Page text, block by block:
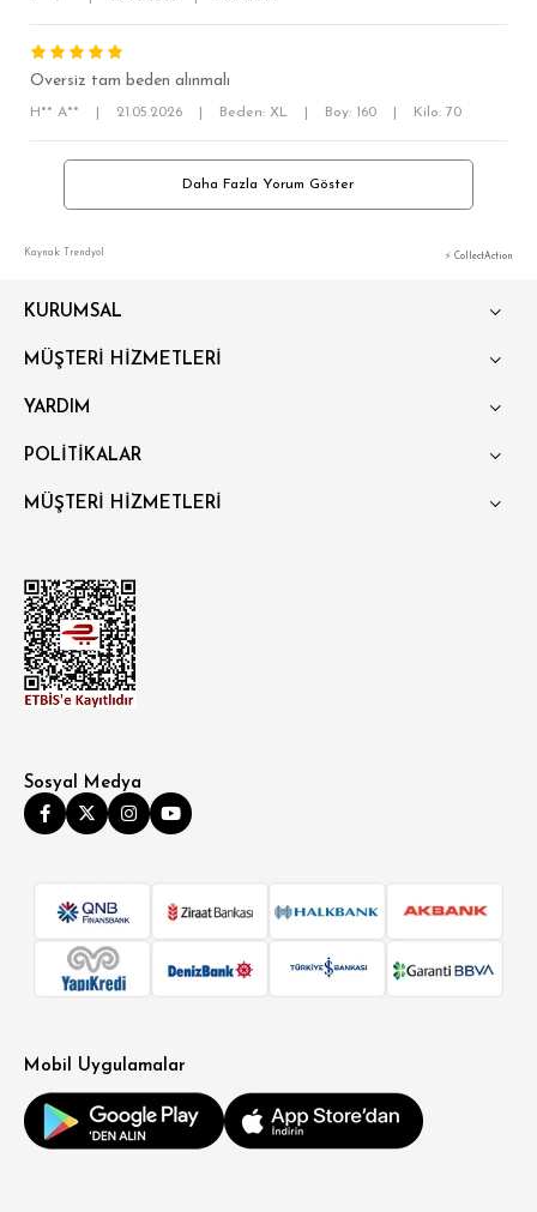
Oversiz tam beden alınmalı
H** A** 21.05.2026 Beden: XL Boy: 160 Kilo: 70
Daha Fazla Yorum Göster
Kaynak: Trendyol ⚡ CollectAction
KURUMSAL
MÜŞTERİ HİZMETLERİ
YARDIM
POLİTİKALAR
MÜŞTERİ HİZMETLERİ
Sosyal Medya
Mobil Uygulamalar